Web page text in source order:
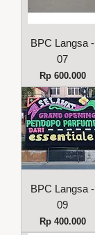
BPC Langsa -
07
Harga
Rp 600.000
BPC Langsa -
09
Harga
Rp 400.000